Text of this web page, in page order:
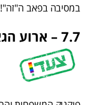
במסיבה בפאב ה"זה"!
7.7 – ארוע הגאווה בגבעתיים